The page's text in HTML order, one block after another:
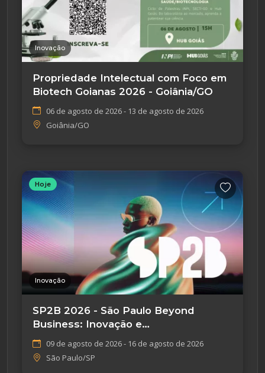
Inovação
Propriedade Intelectual com Foco em
Biotech Goianas 2026 - Goiânia/GO
06 de agosto de 2026 - 13 de agosto de 2026
Goiânia/GO
Hoje
Inovação
SP2B 2026 - São Paulo Beyond
Business: Inovação e
Empreendedorismo
09 de agosto de 2026 - 16 de agosto de 2026
São Paulo/SP